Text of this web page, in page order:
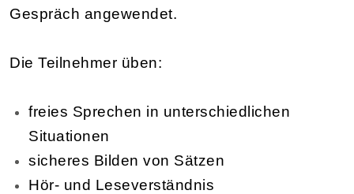
Gespräch angewendet.
Die Teilnehmer üben:
freies Sprechen in unterschiedlichen
Situationen
sicheres Bilden von Sätzen
Hör- und Leseverständnis